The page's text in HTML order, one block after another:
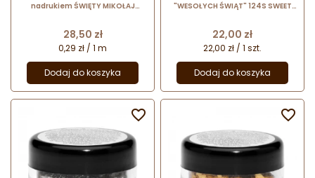
nadrukiem ŚWIĘTY MIKOŁAJ
Cena
28,50 zł
0,29 zł / 1 m
Dodaj do koszyka
"WESOŁYCH ŚWIĄT" 124S SWEET
brzozowej
Cena
22,00 zł
22,00 zł / 1 szt.
Dodaj do koszyka
 